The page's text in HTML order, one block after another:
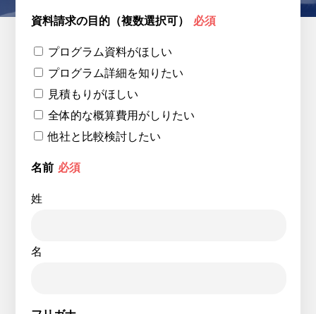
+ 会社情報
カウンセラー募集
資料請求の目的（複数選択可） 必須
プログラム資料がほしい
プログラム詳細を知りたい
見積もりがほしい
全体的な概算費用がしりたい
他社と比較検討したい
名前 必須
姓
名